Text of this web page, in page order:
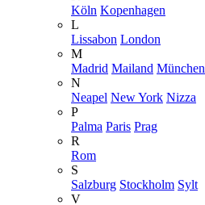
Köln Kopenhagen
L
Lissabon London
M
Madrid Mailand München
N
Neapel New York Nizza
P
Palma Paris Prag
R
Rom
S
Salzburg Stockholm Sylt
V